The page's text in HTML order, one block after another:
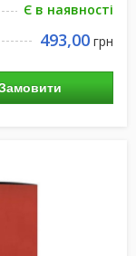
Є в наявності
493,00 грн